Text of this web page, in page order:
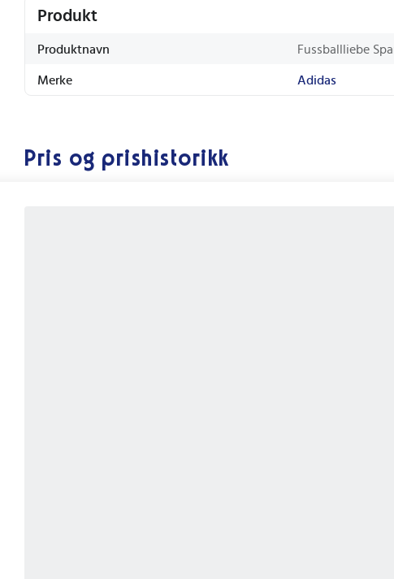
Produkt
Produktnavn Fussballliebe
Merke Adidas
Pris og prishistorikk